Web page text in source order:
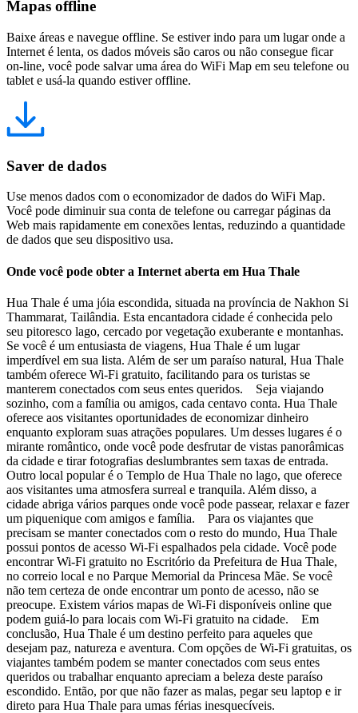
Mapas offline
Baixe áreas e navegue offline. Se estiver indo para um lugar onde a
Internet é lenta, os dados móveis são caros ou não consegue ficar
on-line, você pode salvar uma área do WiFi Map em seu telefone ou
tablet e usá-la quando estiver offline.
Saver de dados
Use menos dados com o economizador de dados do WiFi Map.
Você pode diminuir sua conta de telefone ou carregar páginas da
Web mais rapidamente em conexões lentas, reduzindo a quantidade
de dados que seu dispositivo usa.
Onde você pode obter a Internet aberta em Hua Thale
Hua Thale é uma jóia escondida, situada na província de Nakhon Si
Thammarat, Tailândia. Esta encantadora cidade é conhecida pelo
seu pitoresco lago, cercado por vegetação exuberante e montanhas.
Se você é um entusiasta de viagens, Hua Thale é um lugar
imperdível em sua lista. Além de ser um paraíso natural, Hua Thale
também oferece Wi-Fi gratuito, facilitando para os turistas se
manterem conectados com seus entes queridos. Seja viajando
sozinho, com a família ou amigos, cada centavo conta. Hua Thale
oferece aos visitantes oportunidades de economizar dinheiro
enquanto exploram suas atrações populares. Um desses lugares é o
mirante romântico, onde você pode desfrutar de vistas panorâmicas
da cidade e tirar fotografias deslumbrantes sem taxas de entrada.
Outro local popular é o Templo de Hua Thale no lago, que oferece
aos visitantes uma atmosfera surreal e tranquila. Além disso, a
cidade abriga vários parques onde você pode passear, relaxar e fazer
um piquenique com amigos e família. Para os viajantes que
precisam se manter conectados com o resto do mundo, Hua Thale
possui pontos de acesso Wi-Fi espalhados pela cidade. Você pode
encontrar Wi-Fi gratuito no Escritório da Prefeitura de Hua Thale,
no correio local e no Parque Memorial da Princesa Mãe. Se você
não tem certeza de onde encontrar um ponto de acesso, não se
preocupe. Existem vários mapas de Wi-Fi disponíveis online que
podem guiá-lo para locais com Wi-Fi gratuito na cidade. Em
conclusão, Hua Thale é um destino perfeito para aqueles que
desejam paz, natureza e aventura. Com opções de Wi-Fi gratuitas, os
viajantes também podem se manter conectados com seus entes
queridos ou trabalhar enquanto apreciam a beleza deste paraíso
escondido. Então, por que não fazer as malas, pegar seu laptop e ir
direto para Hua Thale para umas férias inesquecíveis.